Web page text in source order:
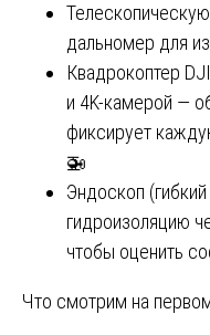
дальномер для
Квадрокоптер
и 4K-камерой —
фиксирует
🚁
Эндоскоп
гидроизоляцию
чтобы оценить
Что смотрим на